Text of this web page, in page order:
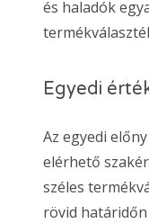
és haladók
Egyedi
Az egyedi
elérhető
széles
rövid